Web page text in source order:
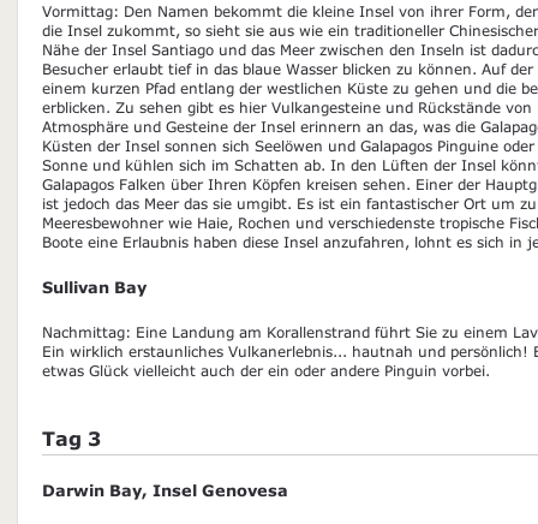
Vormittag: Den Namen bekommt die kleine Insel von ihrer Form,
die Insel zukommt, so sieht sie aus wie ein traditioneller
Nähe der Insel Santiago und das Meer zwischen den Inseln ist
Besucher erlaubt tief in das blaue Wasser blicken zu können. Auf
einem kurzen Pfad entlang der westlichen Küste zu gehen und die
erblicken. Zu sehen gibt es hier Vulkangesteine und Rückstände
Atmosphäre und Gesteine der Insel erinnern an das, was die
Küsten der Insel sonnen sich Seelöwen und Galapagos Pinguine
Sonne und kühlen sich im Schatten ab. In den Lüften der Insel
Galapagos Falken über Ihren Köpfen kreisen sehen. Einer der
ist jedoch das Meer das sie umgibt. Es ist ein fantastischer Ort um
Meeresbewohner wie Haie, Rochen und verschiedenste tropische
Boote eine Erlaubnis haben diese Insel anzufahren, lohnt es sich in
Sullivan Bay
Nachmittag: Eine Landung am Korallenstrand führt Sie zu einem
Ein wirklich erstaunliches Vulkanerlebnis... hautnah und persönlich!
etwas Glück vielleicht auch der ein oder andere Pinguin vorbei.
Tag 3
Darwin Bay, Insel Genovesa